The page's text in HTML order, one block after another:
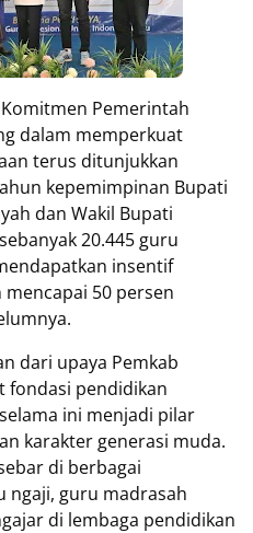
Pemerintah
dalam memperkuat
terus ditunjukkan
kepemimpinan Bupati
dan Wakil Bupati
20.445 guru
insentif
50 persen
dari upaya Pemkab
fondasi pendidikan
ini menjadi pilar
karakter generasi muda.
di berbagai
ngaji, guru madrasah
di lembaga pendidikan